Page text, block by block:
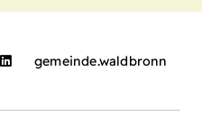
gemeinde.waldbronn